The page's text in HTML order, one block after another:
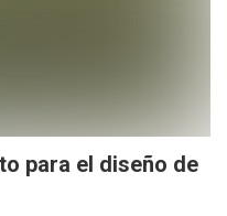
para el diseño de